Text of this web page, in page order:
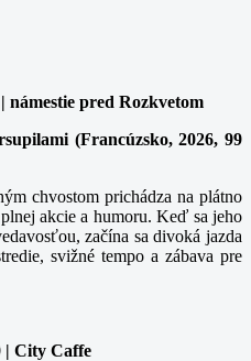
námestie pred Rozkvetom
(Francúzsko, 2026, 99
chvostom prichádza na plátno
akcie a humoru. Keď sa jeho
začína sa divoká jazda
svižné tempo a zábava pre
| City Caffe